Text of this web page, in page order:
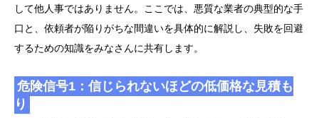
して他人事ではありません。ここでは、悪質な業者の典型的な手
口と、依頼者が陥りがちな間違いを具体的に解説し、失敗を回避
するための知識をみなさんに共有します。
危険信号1：信じられないほどの低価格な見積も
り